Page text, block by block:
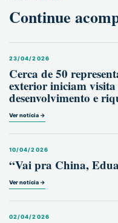
Continue
23/04/2026
Cerca de 50
exterior iniciam
desenvolvimento e
Ver notícia →
10/04/2026
“Vai pra China,
Ver notícia →
02/04/2026